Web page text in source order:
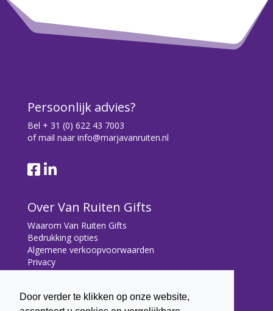
Door verder te klikken op onze website,
Persoonlijk advies?
Bel + 31 (0) 622 43 7003
of mail naar info@marjavanruiten.nl
Over Van Ruiten Gifts
Waarom Van Ruiten Gifts
Bedrukking opties
Algemene verkoopvoorwaarden
Privacy
Contact
Contact